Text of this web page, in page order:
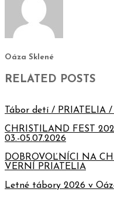
Oáza Sklené
RELATED POSTS
Tábor detí / PRIATELIA /
CHRISTILAND FEST
03.-05.07.2026
DOBROVOĽNÍCI NA
VERNÍ PRIATELIA
Letné tábory 2026 v